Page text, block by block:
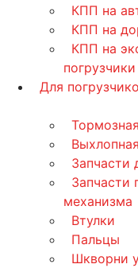
КПП на
КПП на
КПП на
погрузчики
Для
Запчасти
Запчасти
механизма
Втулки
Пальцы
Шкворни